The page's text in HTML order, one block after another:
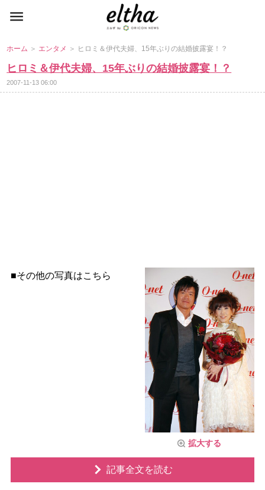
ホーム ＞ エンタメ ＞ ヒロミ＆伊代夫婦、15年ぶりの結婚披露宴！？
ヒロミ＆伊代夫婦、15年ぶりの結婚披露宴！？
2007-11-13 06:00
拡大する
■その他の写真はこちら
記事全文を読む